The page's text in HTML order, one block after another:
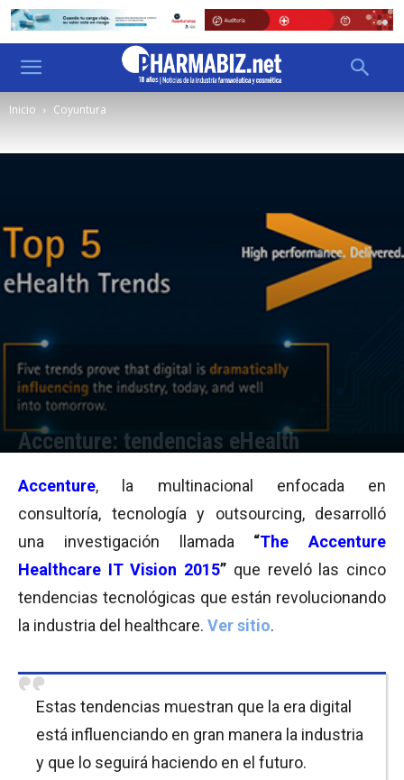
Inicio Coyuntura
Accenture: tendencias eHealth
Accenture, la multinacional enfocada en
consultoría, tecnología y outsourcing, desarrolló
una investigación llamada “The Accenture
Healthcare IT Vision 2015” que reveló las cinco
tendencias tecnológicas que están revolucionando
la industria del healthcare. Ver sitio.
Estas tendencias muestran que la era digital
está influenciando en gran manera la industria
y que lo seguirá haciendo en el futuro.